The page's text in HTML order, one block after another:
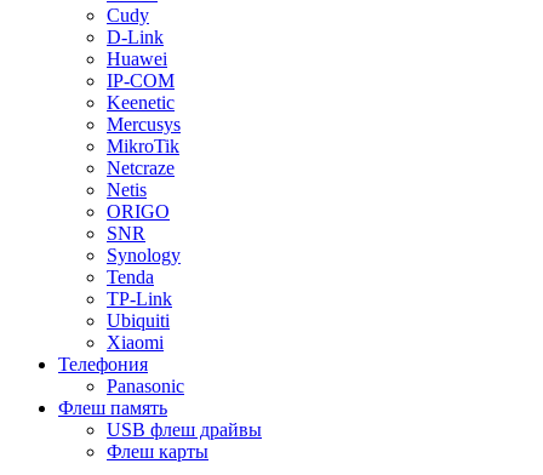
Cudy
D-Link
Huawei
IP-COM
Keenetic
Mercusys
MikroTik
Netcraze
Netis
ORIGO
SNR
Synology
Tenda
TP-Link
Ubiquiti
Xiaomi
Телефония
Panasonic
Флеш память
USB флеш драйвы
Флеш карты